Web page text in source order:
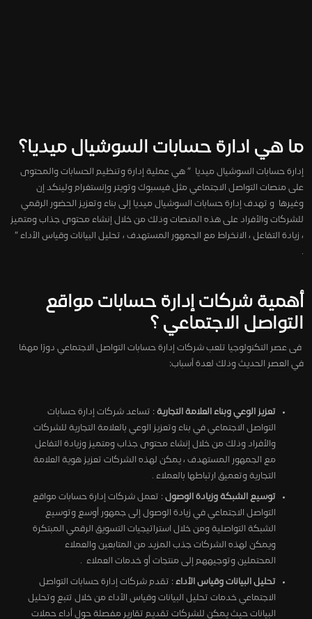
ما هي ادارة حسابات السوشيال ميديا؟
إدارة حسابات السوشيال ميديا ” هي عملية إدارة وتنظيم الحسابات والمحتوى
على منصات التواصل الاجتماعي مثل فيسبوك وتويتر وإنستغرام ولينكد إن
وغيرها و تهدف إدارة حسابات السوشيال ميديا إلى بناء وتعزيز الحضور الرقمي
للشركات والأفراد على هذه المنصات وذلك من خلال إنشاء محتوى جذاب ومتميز
، زيادة التفاعل ، الانخراط مع الجمهور المستهدف ، تحليل البيانات وقياس الأداء ”
.
أهمية شركات إدارة حسابات مواقع
التواصل الاجتماعي ؟
فى عصر التكنولوجيا تلعب شركات إدارة حسابات التواصل الاجتماعي دورًا مهمًا
في العصر الحديث وذلك لعدة أسباب:
تعزيز الوعي وبناء العلامة التجارية : تساعد شركات إدارة حسابات
التواصل الاجتماعي في بناء وتعزيز الوعي بالعلامة التجارية للشركات
والأفراد وذلك من خلال إنشاء محتوى جذاب ومتميز وزيادة التفاعل
مع الجمهور المستهدف ، يمكن لهذه الشركات تعزيز هوية العلامة
التجارية وتعميق ارتباطها بالعملاء .
توسيع الشبكة وزيادة الوصول : تعمل شركات إدارة حسابات مواقع
التواصل الاجتماعي في زيادة الوصول إلى جمهور أوسع وتوسيع
الشبكة التواصلية ومن خلال استراتيجيات التسويق الرقمي المبتكرة
ويمكن لهذه الشركات جذب المزيد من المتابعين والعملاء
المحتملين وتوجيههم إلى منتجات أو خدمات العملاء .
تحليل البيانات وقياس الأداء : تقدم شركات إدارة حسابات التواصل
الاجتماعي خدمات تحليل البيانات وقياس الأداء من خلال تتبع وتحليل
البيانات حيث يمكن للشركات تقديم تقارير مفصلة حول أداء حملات